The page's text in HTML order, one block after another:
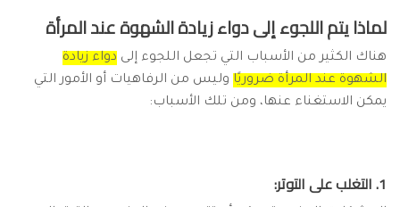
لماذا يتم اللجوء إلى دواء زيادة الشهوة عند المرأة
هناك الكثير من الأسباب التي تجعل اللجوء إلى دواء زيادة
الشهوة عند المرأة ضروريًا وليس من الرفاهيات أو الأمور التي
يمكن الاستغناء عنها، ومن تلك الأسباب:
1. التغلب على التوتر: